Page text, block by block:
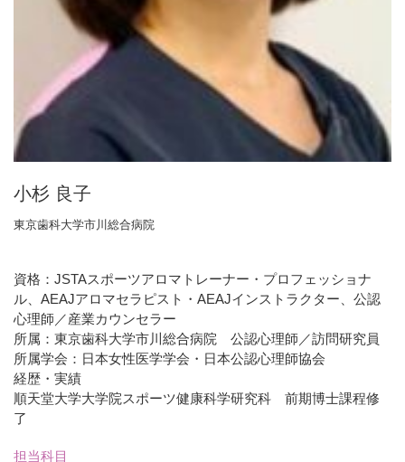
小杉 良子
東京歯科大学市川総合病院
資格：JSTAスポーツアロマトレーナー・プロフェッショナ
ル、AEAJアロマセラピスト・AEAJインストラクター、公認
心理師／産業カウンセラー
所属：東京歯科大学市川総合病院 公認心理師／訪問研究員
所属学会：日本女性医学学会・日本公認心理師協会
経歴・実績
順天堂大学大学院スポーツ健康科学研究科 前期博士課程修
了
担当科目